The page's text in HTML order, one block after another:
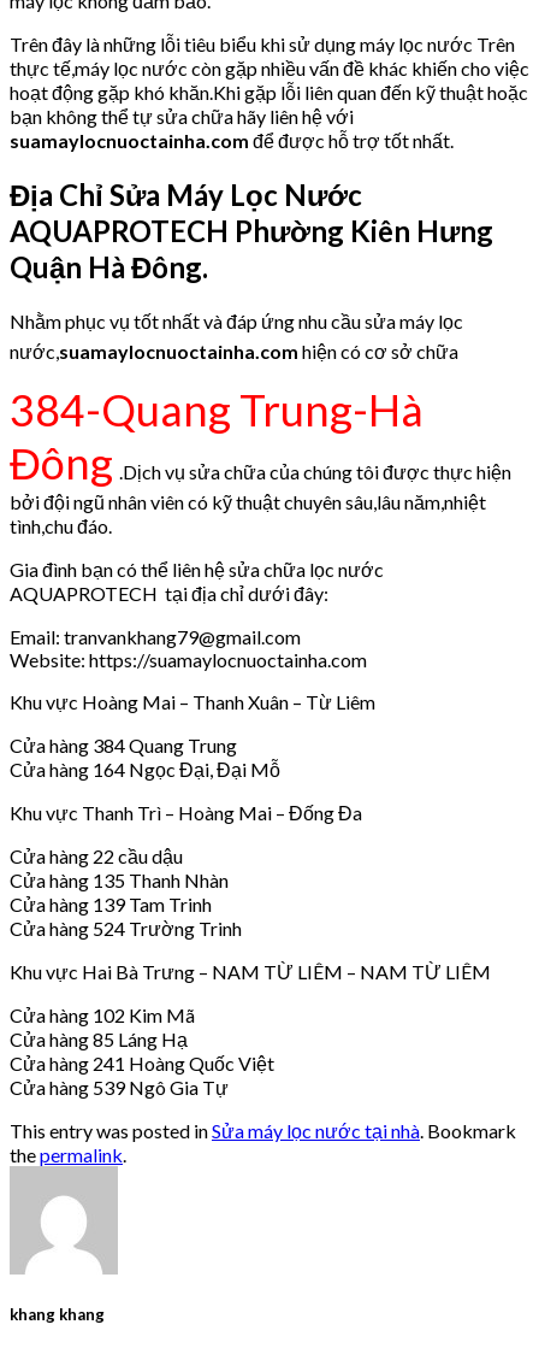
Trên đây là những lỗi tiêu biểu khi sử dụng máy lọc nước Trên
thực tế,máy lọc nước còn gặp nhiều vấn đề khác khiến cho việc
hoạt động gặp khó khăn.Khi gặp lỗi liên quan đến kỹ thuật hoặc
bạn không thể tự sửa chữa hãy liên hệ với
suamaylocnuoctainha.com để được hỗ trợ tốt nhất.
Địa Chỉ Sửa Máy Lọc Nước
AQUAPROTECH Phường Kiên Hưng
Quận Hà Đông.
Nhằm phục vụ tốt nhất và đáp ứng nhu cầu sửa máy lọc
nước, suamaylocnuoctainha.com hiện có cơ sở chữa
384-Quang Trung-Hà
Đông .Dịch vụ sửa chữa của chúng tôi được thực hiện
bởi đội ngũ nhân viên có kỹ thuật chuyên sâu,lâu năm,nhiệt
tình,chu đáo.
Gia đình bạn có thể liên hệ sửa chữa lọc nước
AQUAPROTECH tại địa chỉ dưới đây:
Email: tranvankhang79@gmail.com
Website: https://suamaylocnuoctainha.com
Khu vực Hoàng Mai – Thanh Xuân – Từ Liêm
Cửa hàng 384 Quang Trung
Cửa hàng 164 Ngọc Đại, Đại Mỗ
Khu vực Thanh Trì – Hoàng Mai – Đống Đa
Cửa hàng 22 cầu dậu
Cửa hàng 135 Thanh Nhàn
Cửa hàng 139 Tam Trinh
Cửa hàng 524 Trường Trinh
Khu vực Hai Bà Trưng – NAM TỪ LIÊM – NAM TỪ LIÊM
Cửa hàng 102 Kim Mã
Cửa hàng 85 Láng Hạ
Cửa hàng 241 Hoàng Quốc Việt
Cửa hàng 539 Ngô Gia Tự
This entry was posted inSửa máy lọc nước tại nhà . Bookmark
thepermalink
khang khang